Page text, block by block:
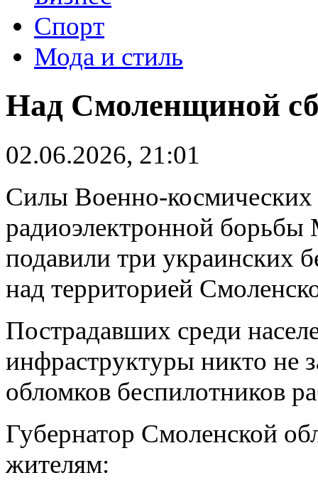
Спорт
Мода и стиль
Над Смоленщиной
02.06.2026, 21:01
Силы Военно-космических
радиоэлектронной
подавили три украинских
над территорией
Пострадавших среди
инфраструктуры никто не
обломков беспилотников
Губернатор Смоленской
жителям: